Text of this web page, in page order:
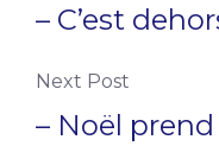
– C’est
Next Post
– Noël